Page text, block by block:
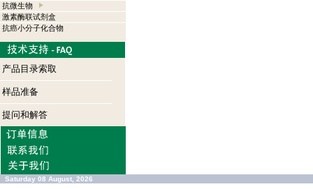
抗微生物
激素酶联试剂盒
抗癌小分子化合物
产品目录索取
样品准备
提问和解答
Saturday 08 August, 2026